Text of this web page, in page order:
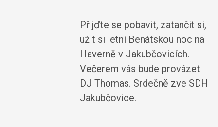
Přijďte se pobavit, zatančit si,
užít si letní Benátskou noc na
Haverně v Jakubčovicích.
Večerem vás bude provázet
DJ Thomas. Srdečně zve SDH
Jakubčovice.